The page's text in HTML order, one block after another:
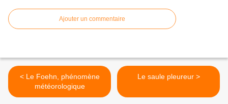
Ajouter un commentaire
< Le Foehn, phénomène
météorologique
Le saule pleureur >